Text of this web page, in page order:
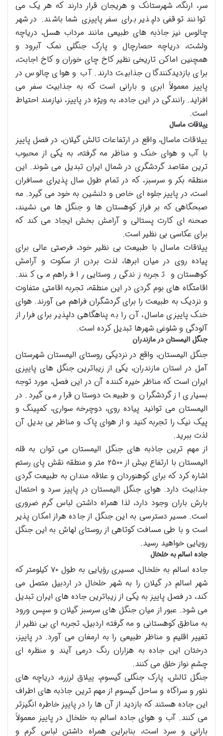
سر، ارنگه، شهرستانک و هریجان قرار دارند که هر یک می
توانند توقفی دلپذیر برای سفر پاییزی شما باشند. در شهر
چالوس نیز جاذبه های طبیعی مانند مرداب هسل، دریاچه
ولشت، دریاچه حصارچال و پارک جنگلی نمک آبرود و
همچنین اماکن تاریخی نظیر کاخ چای خوران و کاخ اجابت،
برای بازدیدکنندگان جذابیت دارند. آب و هوای چالوس در
پاییز معمولاً ابری و بارانی است که به جذابیت سفر می
افزاید. رانندگی در این جاده، به ویژه در پاییز، نیازمند احتیاط
است.
ییلاقات ماسال
ییلاقات ماسال، واقع در ارتفاعات تالش گیلان، در فصل پاییز
با آب و هوای خنک و مناظر مه گرفته، به یکی از محبوب
ترین مقاصد گردشگری در شمال ایران تبدیل می شوند. این
منطقه بکر و سرسبز، که در تمام طول سال پذیرای مسافران
است، در پاییز جلوه ای خاص و دلنشین به خود می گیرد. مه
صبحگاهی که بر فراز کوهستان ها و جنگل ها می نشیند،
صحنه ای کارت پستالی و آرامش بخش ایجاد می کند که
برای عکاسی بی نظیر است.
ییلاقات ماسال با طبیعت بی نظیر خود، فرصتی عالی برای
پیاده روی در میان ابرها، لذت بردن از سکوت و آرامش
کوهستان و تجربه زندگی روستایی را فراهم می کنند.
اقامتگاه های بوم گردی در این منطقه، تجربه اقامتی متفاوت
و نزدیک به طبیعت را برای گردشگران فراهم می آورند. هوای
خنک پاییزی ماسال، آن را به پناهگاهی دلپذیر برای فرار از
آلودگی و شلوغی شهرها تبدیل کرده است.
جنگل الیمستان در مازندران
جنگل الیمستان، واقع در نزدیکی روستای الیمستان شهرستان
آمل در استان مازندران، یکی از زیباترین جنگل های پاییزی
ایران است که مناظر خیره کننده آن در این فصل، مورد توجه
بسیاری از گردشگران و طبیعت دوستان قرار می گیرد. در
الیمستان می توانید پیاده روی، دوچرخه سواری، کمپینگ و
پیک نیک را تجربه کنید و از هوای پاک و مناظر بی بدیل آن
لذت ببرید.
از مهم ترین جاذبه های جنگل الیمستان می توان به قله
الیمستان با ارتفاع بیش از ۲۵۰۰ متر و منطقه نقش پای رستم
اشاره کرد که برای کوهنوردان و علاقه مندان به طبیعت گردی
جذابیت دارد. هوای جنگل الیمستان در پاییز سرد و احتمال
بارش باران وجود دارد، لذا همراه داشتن لباس گرم ضروری
است. مسیر دسترسی به این جنگل از جاده هراز امکان پذیر
است و با طی مسافت کوتاهی از روستای لهاش به این جنگل
رویایی خواهید رسید.
جاده اسالم به خلخال
جاده اسالم به خلخال، مسیری رؤیایی به طول ۷۰ کیلومتر که
شهر اسالم در گیلان را به شهر خلخال در اردبیل متصل می
کند، در فصل پاییز به یکی از زیباترین جاده های ایران تبدیل
می شود. عبور از میان جنگل های سرسبز گیلان و سپس ورود
به مناطق کوهستانی و مه گرفته اردبیل، تجربه ای بی نظیر از
تغییر اقلیم و مناظر طبیعی را به ارمغان می آورد. در پاییز،
درختان این جاده به هزاران رنگ درمی آیند و منظره ای
چشم نواز خلق می کنند.
جنگل تالش، پارک جنگلی گیسوم، ییلاق لرزره، دریاچه های
نئور و سراگاه و ساحل گیسوم از مهم ترین جاذبه های اطراف
این جاده هستند که بازدید از آن ها را در پاییز خاطره انگیزتر
می کنند. آب و هوای جاده اسالم به خلخال در پاییز معمولاً
بارانی و سرد است، بنابراین همراه داشتن لباس گرم و